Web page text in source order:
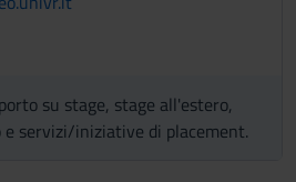
su stage, stage all'estero,
servizi/iniziative di placement.